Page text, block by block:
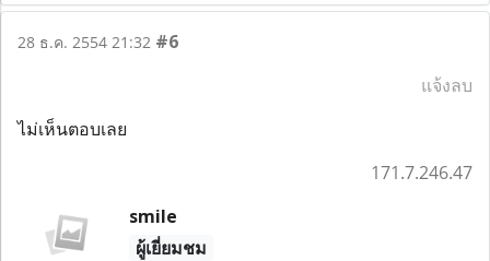
28 ธ.ค. 2554 21:32 #6
แจ้งลบ
ไม่เห็นตอบเลย
171.7.246.47
smile
ผู้เยี่ยมชม